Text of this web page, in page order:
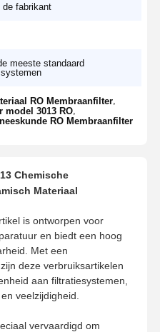
fabrikant
meeste standaard
RO Membraanfilter,
model 3013 RO,
RO Membraanfilter
Chemische
Materiaal
is ontworpen voor
en biedt een hoog
Met een
deze verbruiksartikelen
aan filtratiesystemen,
veelzijdigheid.
vervaardigd om